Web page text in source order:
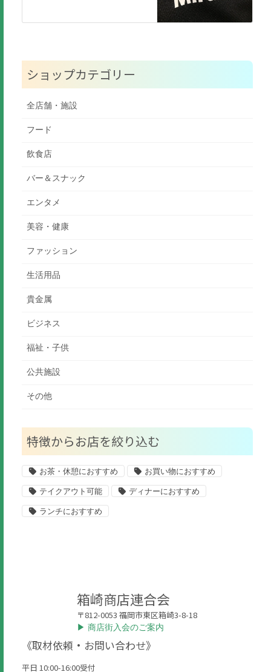
ショップカテゴリー
全店舗・施設
フード
飲食店
バー＆スナック
エンタメ
美容・健康
ファッション
生活用品
貴金属
ビジネス
福祉・子供
公共施設
その他
特徴からお店を絞り込む
お茶・休憩におすすめ お買い物におすすめ
テイクアウト可能 ディナーにおすすめ
ランチにおすすめ
箱崎商店連合会
〒812-0053 福岡市東区箱崎3-8-18
▶︎ 商店街入会のご案内
《取材依頼・お問い合わせ》
平日 10:00-16:00受付